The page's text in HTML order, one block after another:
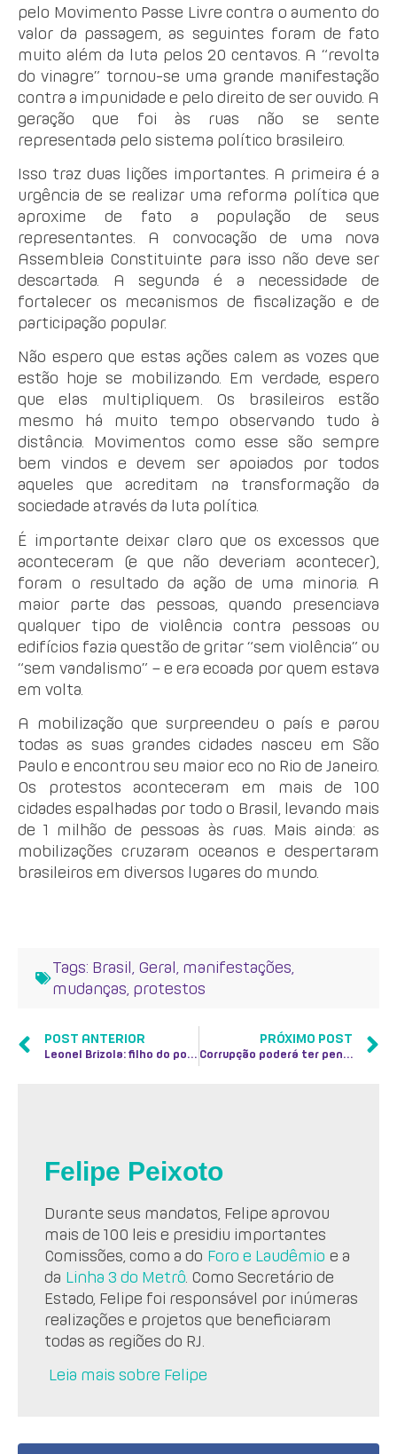
pelo Movimento Passe Livre contra o aumento do
valor da passagem, as seguintes foram de fato
muito além da luta pelos 20 centavos. A “revolta
do vinagre” tornou-se uma grande manifestação
contra a impunidade e pelo direito de ser ouvido. A
geração que foi às ruas não se sente
representada pelo sistema político brasileiro.
Isso traz duas lições importantes. A primeira é a
urgência de se realizar uma reforma política que
aproxime de fato a população de seus
representantes. A convocação de uma nova
Assembleia Constituinte para isso não deve ser
descartada. A segunda é a necessidade de
fortalecer os mecanismos de fiscalização e de
participação popular.
Não espero que estas ações calem as vozes que
estão hoje se mobilizando. Em verdade, espero
que elas multipliquem. Os brasileiros estão
mesmo há muito tempo observando tudo à
distância. Movimentos como esse são sempre
bem vindos e devem ser apoiados por todos
aqueles que acreditam na transformação da
sociedade através da luta política.
É importante deixar claro que os excessos que
aconteceram (e que não deveriam acontecer),
foram o resultado da ação de uma minoria. A
maior parte das pessoas, quando presenciava
qualquer tipo de violência contra pessoas ou
edifícios fazia questão de gritar “sem violência” ou
“sem vandalismo” – e era ecoada por quem estava
em volta.
A mobilização que surpreendeu o país e parou
todas as suas grandes cidades nasceu em São
Paulo e encontrou seu maior eco no Rio de Janeiro.
Os protestos aconteceram em mais de 100
cidades espalhadas por todo o Brasil, levando mais
de 1 milhão de pessoas às ruas. Mais ainda: as
mobilizações cruzaram oceanos e despertaram
brasileiros em diversos lugares do mundo.
Tags: Brasil Geral manifestações
mudanças protestos
POST ANTERIOR
Leonel Brizola: filho do povo
PRÓXIMO POST
Corrupção poderá ter pena mais rigorosa
Felipe Peixoto
Durante seus mandatos, Felipe aprovou
mais de 100 leis e presidiu importantes
Comissões, como a do Foro e Laudêmio e a
da Linha 3 do Metrô . Como Secretário de
Estado, Felipe foi responsável por inúmeras
realizações e projetos que beneficiaram
todas as regiões do RJ.
Leia mais sobre Felipe